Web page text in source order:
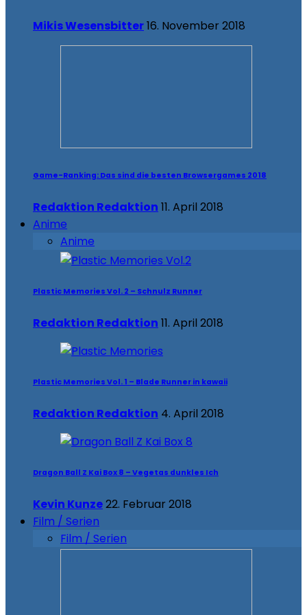
Mikis Wesensbitter16. November 2018
Game-Ranking: Das sind die besten Browsergames 2018
Redaktion Redaktion 11. April 2018
Anime
Anime
Plastic Memories Vol. 2 – Schnulz Runner
Redaktion Redaktion 11. April 2018
Plastic Memories Vol. 1 – Blade Runner in kawaii
Redaktion Redaktion 4. April 2018
Dragon Ball Z Kai Box 8 – Vegetas dunkles Ich
Kevin Kunze22. Februar 2018
Film / Serien
Film / Serien